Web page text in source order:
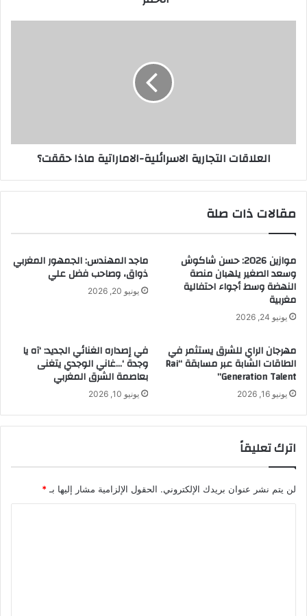
العلاقات التجارية الاسرائلية-الاماراتية ماذا حققت؟
مقالات ذات صلة
موازين 2026: حسن شاكوش
وسعد الصغير يلهبان منصة
النهضة وسط أجواء احتفالية
مغربية
يونيو 24, 2026
ماجد المهندس: الجمهور المغربي
ذواق، وصاحب فضل علي
يونيو 20, 2026
مهرجان الراي للشرق يستثمر في
الطاقات الشابة عبر مسابقة “Rai
Generation Talent”
يونيو 16, 2026
في إصداره الغنائي الجديد: ‘آه يا
وجدة ‘…غاني الوجدي يتغنى
بعاصمة الشرق المغربي
يونيو 10, 2026
اترك تعليقاً
لن يتم نشر عنوان بريدك الإلكتروني. الحقول الإلزامية مشار إليها بـ *